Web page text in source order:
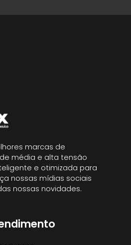
marcas de
média e alta tensão
e otimizada para
nossas mídias sociais
nossas novidades.